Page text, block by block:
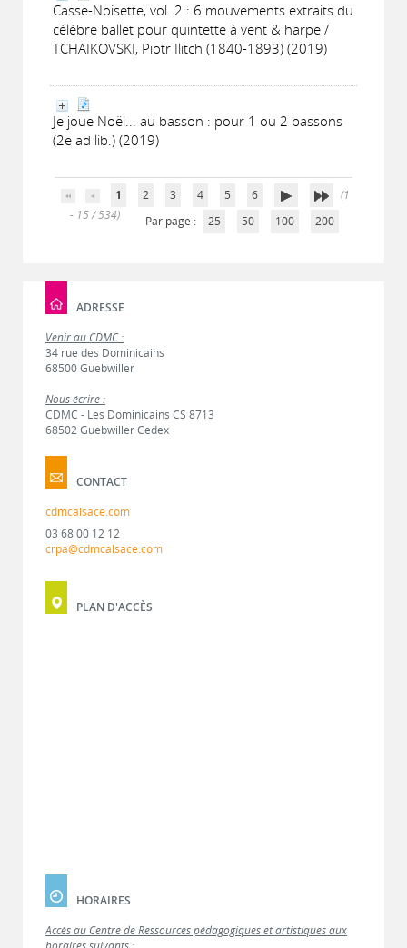
Casse-Noisette, vol. 2 : 6 mouvements extraits du
célèbre ballet pour quintette à vent & harpe /
TCHAIKOVSKI, Piotr Ilitch (1840-1893) (2019)
Je joue Noël... au basson : pour 1 ou 2 bassons
(2e ad lib.) (2019)
1 2 3 4 5 6
(1
- 15 / 534)
Par page : 25 50 100 200
ADRESSE
Venir au CDMC :
34 rue des Dominicains
68500 Guebwiller
Nous écrire :
CDMC - Les Dominicains CS 8713
68502 Guebwiller Cedex
CONTACT
cdmcalsace.com
03 68 00 12 12
crpa@cdmcalsace.com
PLAN D'ACCÈS
HORAIRES
Accès au Centre de Ressources pédagogiques et artistiques aux